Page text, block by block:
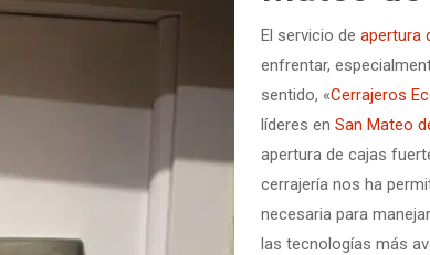
El servicio de apertura
enfrentar,
sentido, «Cerrajeros
líderes en San Mateo
apertura de cajas
cerrajería nos ha
necesaria para
las tecnologías más